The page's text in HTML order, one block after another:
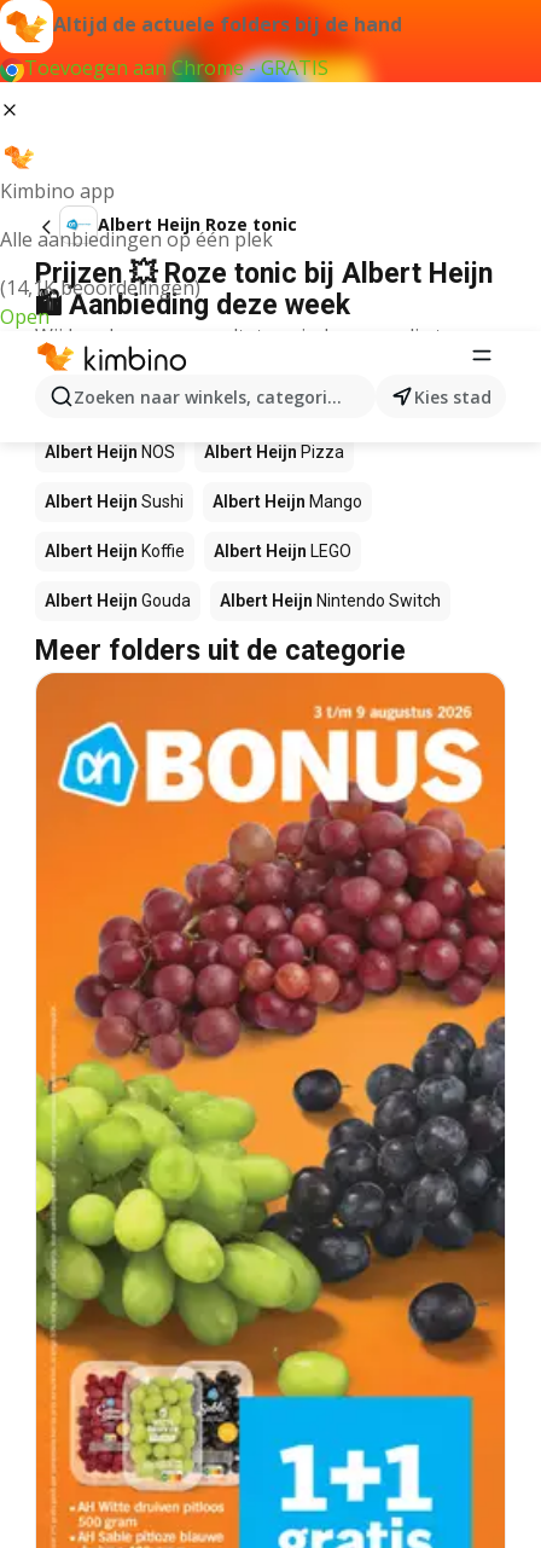
Altijd de actuele folders bij de hand
Toevoegen aan Chrome - GRATIS
Kimbino app
Alle aanbiedingen op één plek
(14,1K beoordelingen)
Open
Zoeken naar winkels, categorieën, producten...
Kies stad
Albert Heijn Roze tonic
Prijzen 💥 Roze tonic bij Albert Heijn
🛍️ Aanbieding deze week
Wij konden geen resultaten vinden voor die term.
Andere producten in winkels Albert
Heijn
Albert Heijn NOS Albert Heijn Pizza
Albert Heijn Sushi Albert Heijn Mango
Albert Heijn Koffie Albert Heijn LEGO
Albert Heijn Gouda Albert Heijn Nintendo Switch
Meer folders uit de categorie